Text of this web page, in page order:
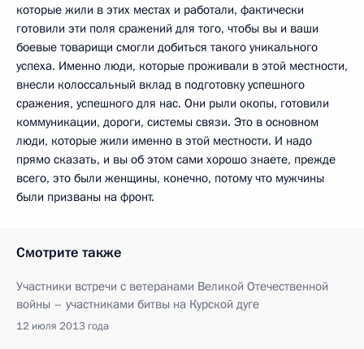
которые жили в этих местах и работали, фактически
готовили эти поля сражений для того, чтобы вы и ваши
боевые товарищи смогли добиться такого уникального
успеха. Именно люди, которые проживали в этой местности,
внесли колоссальный вклад в подготовку успешного
сражения, успешного для нас. Они рыли окопы, готовили
коммуникации, дороги, системы связи. Это в основном
люди, которые жили именно в этой местности. И надо
прямо сказать, и вы об этом сами хорошо знаете, прежде
всего, это были женщины, конечно, потому что мужчины
были призваны на фронт.
Смотрите также
Участники встречи с ветеранами Великой Отечественной
войны – участниками битвы на Курской дуге
12 июля 2013 года